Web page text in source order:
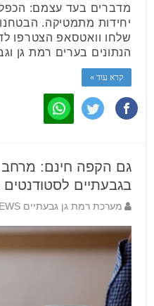
יחידות מתמטיקה. הבטחנו
שלחו וואטסאפ הצטרפו
הנתונים בערים רמת גן
קרא עוד »
גם הקפה חינם:
בגבעתיים
מערכת רמת גן גבעתיים NEWS